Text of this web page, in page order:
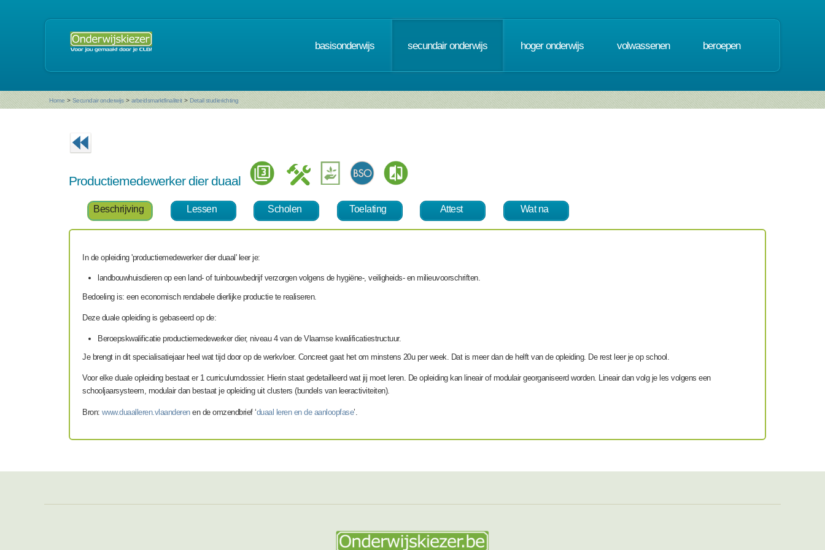
basisonderwijs secundair onderwijs hoger onderwijs volwassenen beroepen
Home > Secundair onderwijs > arbeidsmarktfinaliteit > Detail studierichting
Productiemedewerker dier duaal
Beschrijving Lessen Scholen Toelating Attest Wat na
In de opleiding 'productiemedewerker dier duaal' leer je:
landbouwhuisdieren op een land- of tuinbouwbedrijf verzorgen volgens de hygiëne-, veiligheids- en milieuvoorschriften.
Bedoeling is: een economisch rendabele dierlijke productie te realiseren.
Deze duale opleiding is gebaseerd op de:
Beroepskwalificatie productiemedewerker dier, niveau 4 van de Vlaamse kwalificatiestructuur.
Je brengt in dit specialisatiejaar heel wat tijd door op de werkvloer. Concreet gaat het om minstens 20u per week. Dat is meer dan de helft van de opleiding. De rest leer je op school.
Voor elke duale opleiding bestaat er 1 curriculumdossier. Hierin staat gedetailleerd wat jij moet leren. De opleiding kan lineair of modulair georganiseerd worden. Lineair dan volg je les volgens een
schooljaarsysteem, modulair dan bestaat je opleiding uit clusters (bundels van leeractiviteiten).
Bron: www.duaalleren.vlaanderenen de omzendbrief ‘duaal leren en de aanloopfase’.